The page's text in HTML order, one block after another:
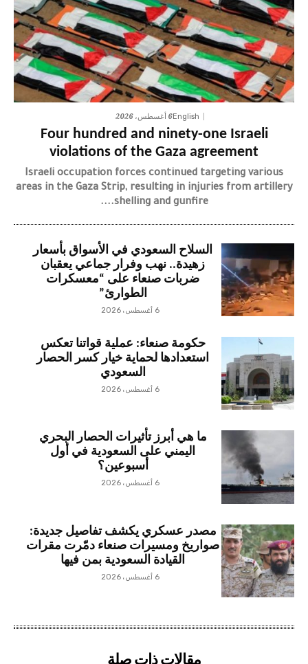
English6 أغسطس، 2026
Four hundred and ninety-one Israeli
violations of the Gaza agreement
Israeli occupation forces continued targeting various
areas in the Gaza Strip, resulting in injuries from artillery
shelling and gunfire....
السلاح السعودي في الأسواق بأسعار
زهيدة.. نهب وفرار جماعي يعقبان
ضربات صنعاء على “معسكرات
الطوارئ”
6 أغسطس، 2026
حكومة صنعاء: عملية قواتنا تعكس
استعدادها لحماية خيار كسر الحصار
السعودي
6 أغسطس، 2026
ما هي أبرز تأثيرات الحصار البحري
اليمني على السعودية في أول
أسبوعين؟
6 أغسطس، 2026
مصدر عسكري يكشف تفاصيل جديدة:
صواريخ ومسيرات صنعاء دمّرت مقرات
القيادة السعودية بمن فيها
6 أغسطس، 2026
مقالات ذات صلة